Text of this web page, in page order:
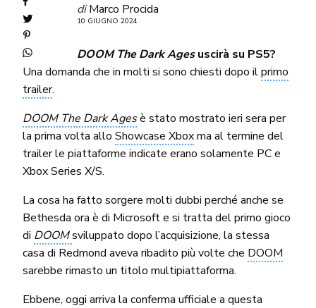
di Marco Procida
10 GIUGNO 2024
DOOM The Dark Agesuscirà su PS5?
Una domanda che in molti si sono chiesti dopo ilprimo
trailer.
DOOM The Dark Agesè stato mostrato ieri sera per
la prima volta alloShowcase Xboxma al termine del
trailer le piattaforme indicate erano solamente PC e
Xbox Series X/S.
La cosa ha fatto sorgere molti dubbi perché anche se
Bethesda ora è di Microsoft e si tratta del primo gioco
di DOOMsviluppato dopo l’acquisizione, la stessa
casa di Redmond aveva ribadito più volte che DOOM
sarebbe rimasto un titolo multipiattaforma.
Ebbene, oggi arriva la conferma ufficiale a questa